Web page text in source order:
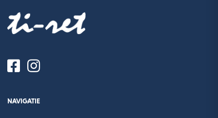
NAVIGATIE